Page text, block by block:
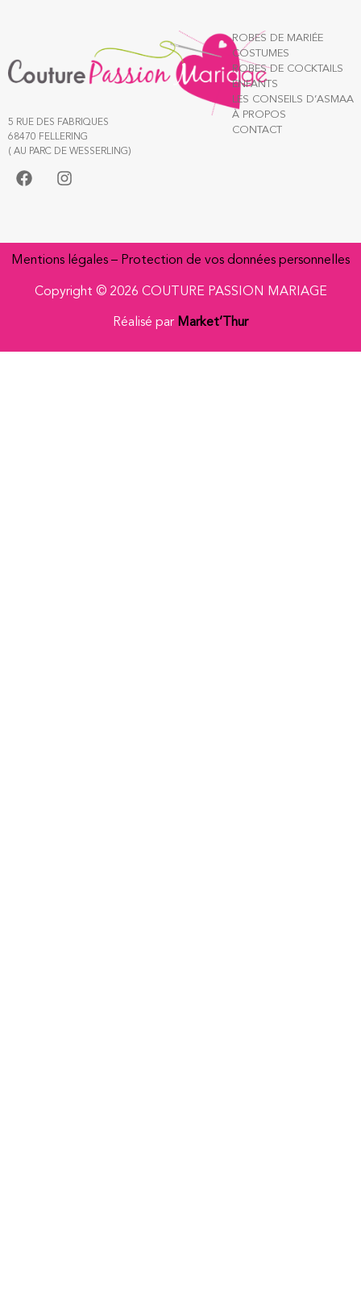
5 RUE DES FABRIQUES
68470 FELLERING
( AU PARC DE WESSERLING)
ROBES DE MARIÉE
COSTUMES
ROBES DE COCKTAILS
ENFANTS
LES CONSEILS D’ASMAA
À PROPOS
CONTACT
Mentions légales – Protection de vos données personnelles
Copyright © 2026 COUTURE PASSION MARIAGE
Réalisé par Market’Thur